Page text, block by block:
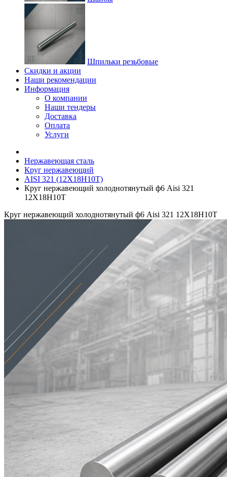
Шпильки резьбовые
Скидки и акции
Наши рекомендации
Информация
О компании
Наши тендеры
Доставка
Оплата
Услуги
Нержавеющая сталь
Круг нержавеющий
AISI 321 (12Х18Н10Т)
Круг нержавеющий холоднотянутый ф6 Aisi 321
12Х18Н10Т
Круг нержавеющий холоднотянутый ф6 Aisi 321 12Х18Н10Т